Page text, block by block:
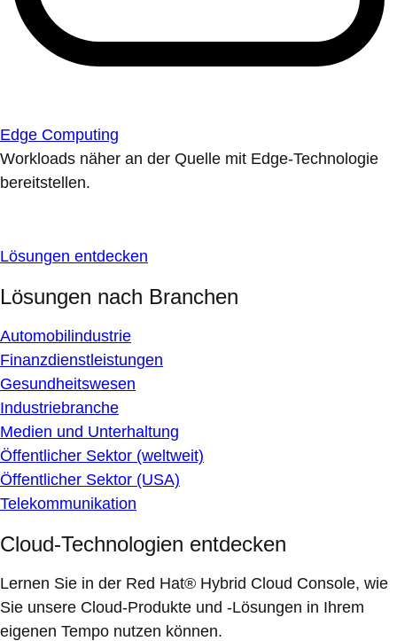
Edge Computing
Workloads näher an der Quelle mit Edge-Technologie
bereitstellen.
Lösungen entdecken
Lösungen nach Branchen
Automobilindustrie
Finanzdienstleistungen
Gesundheitswesen
Industriebranche
Medien und Unterhaltung
Öffentlicher Sektor (weltweit)
Öffentlicher Sektor (USA)
Telekommunikation
Cloud-Technologien entdecken
Lernen Sie in der Red Hat® Hybrid Cloud Console, wie
Sie unsere Cloud-Produkte und -Lösungen in Ihrem
eigenen Tempo nutzen können.